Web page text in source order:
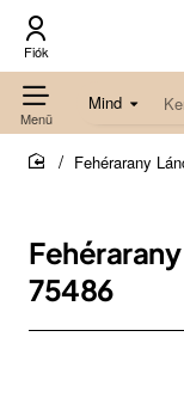
Mind
Keresés...
Fehérarany
75486